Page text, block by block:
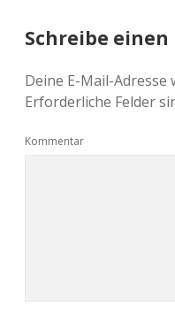
Schreibe
Deine E-Mail-
Erforderliche Felder
Kommentar